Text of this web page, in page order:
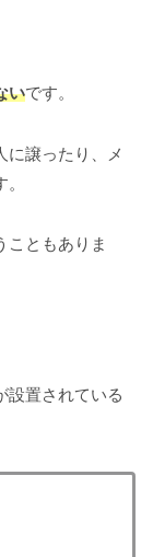
いです。
に譲ったり、メ
こともありま
設置されている